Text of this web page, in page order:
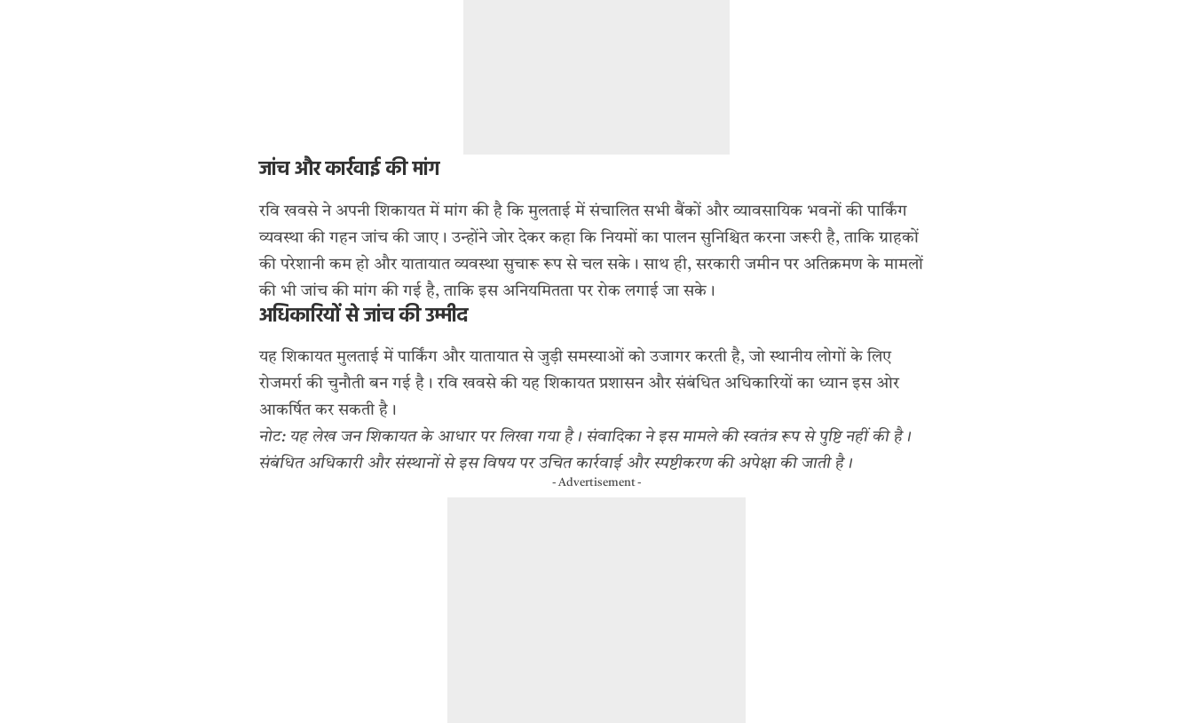
जांच और कार्रवाई की मांग
रवि खवसे ने अपनी शिकायत में मांग की है कि मुलताई में संचालित सभी बैंकों और व्यावसायिक भवनों की पार्किंग
व्यवस्था की गहन जांच की जाए। उन्होंने जोर देकर कहा कि नियमों का पालन सुनिश्चित करना जरूरी है, ताकि ग्राहकों
की परेशानी कम हो और यातायात व्यवस्था सुचारू रूप से चल सके। साथ ही, सरकारी जमीन पर अतिक्रमण के मामलों
की भी जांच की मांग की गई है, ताकि इस अनियमितता पर रोक लगाई जा सके।
अधिकारियों से जांच की उम्मीद
यह शिकायत मुलताई में पार्किंग और यातायात से जुड़ी समस्याओं को उजागर करती है, जो स्थानीय लोगों के लिए
रोजमर्रा की चुनौती बन गई है। रवि खवसे की यह शिकायत प्रशासन और संबंधित अधिकारियों का ध्यान इस ओर
आकर्षित कर सकती है।
नोट: यह लेख जन शिकायत के आधार पर लिखा गया है। संवादिका ने इस मामले की स्वतंत्र रूप से पुष्टि नहीं की है।
संबंधित अधिकारी और संस्थानों से इस विषय पर उचित कार्रवाई और स्पष्टीकरण की अपेक्षा की जाती है।
- Advertisement -